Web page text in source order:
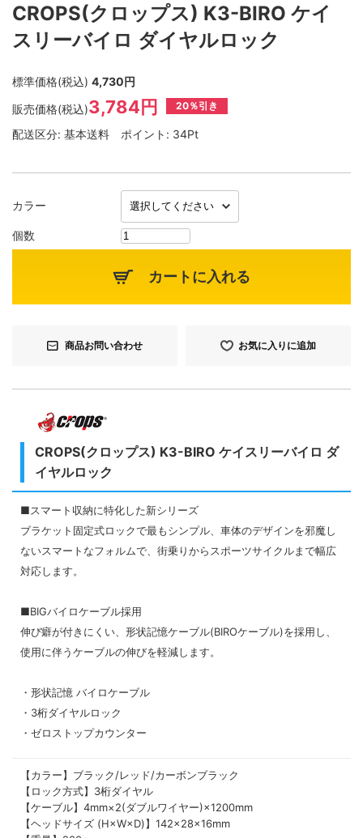
CROPS(クロップス) K3-BIRO ケイ
スリーバイロ ダイヤルロック
標準価格(税込) 4,730円
販売価格(税込)3,784円 20％引き
配送区分: 基本送料 ポイント: 34Pt
カラー
個数
カートに入れる
商品お問い合わせ お気に入りに追加
CROPS(クロップス) K3-BIRO ケイスリーバイロ ダ
イヤルロック
■スマート収納に​特化した新シリーズ
ブラケット固定式ロックで最もシンプル、車体のデザインを邪魔し
ないスマートなフォルムで、街乗りからスポーツサイクルまで​幅広
対応します。
■BIGバイロケーブル採用
伸び癖が付きにくい、形状記憶ケーブル(BIROケーブル)を採用し、
使用に伴うケーブルの伸びを軽減します。
・形状記憶 バイロケーブル
・3桁ダイヤルロック
・ゼロストップカウンター
【カラー】ブラック/レッド/カーボンブラック
【ロック方式】3桁ダイヤル
【ケーブル】4mm×2(ダブルワイヤー)×1200mm
【ヘッドサイズ (H×W×D)】142×28×16mm